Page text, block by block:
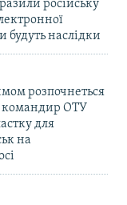
російську
будуть наслідки
розпочнеться
командир ОТУ
для
на